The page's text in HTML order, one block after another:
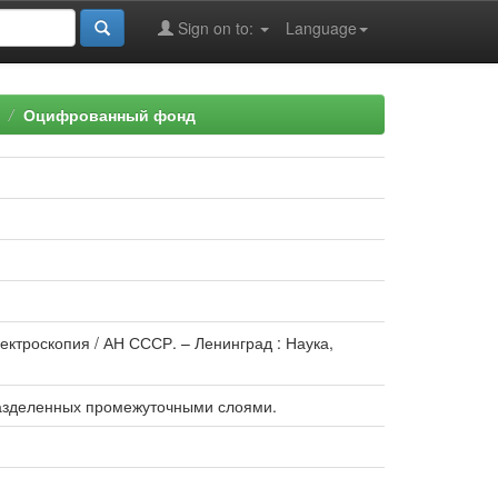
Language
Sign on to:
Оцифрованный фонд
/ АН СССР. – Ленинград : Наука,
промежуточными слоями.